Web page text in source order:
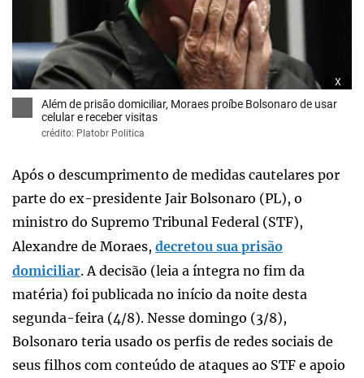
x
Além de prisão domiciliar, Moraes proíbe Bolsonaro de usar
celular e receber visitas
crédito: Platobr Politica
Após o descumprimento de medidas cautelares por
parte do ex-presidente Jair Bolsonaro (PL), o
ministro do Supremo Tribunal Federal (STF),
Alexandre de Moraes, decretou sua prisão
domiciliar. A decisão (leia a íntegra no fim da
matéria) foi publicada no início da noite desta
segunda-feira (4/8). Nesse domingo (3/8),
Bolsonaro teria usado os perfis de redes sociais de
seus filhos com conteúdo de ataques ao STF e apoio